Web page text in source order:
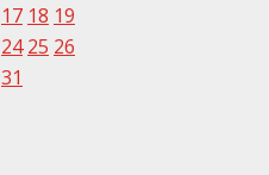
17 18 19
24 25 26
31